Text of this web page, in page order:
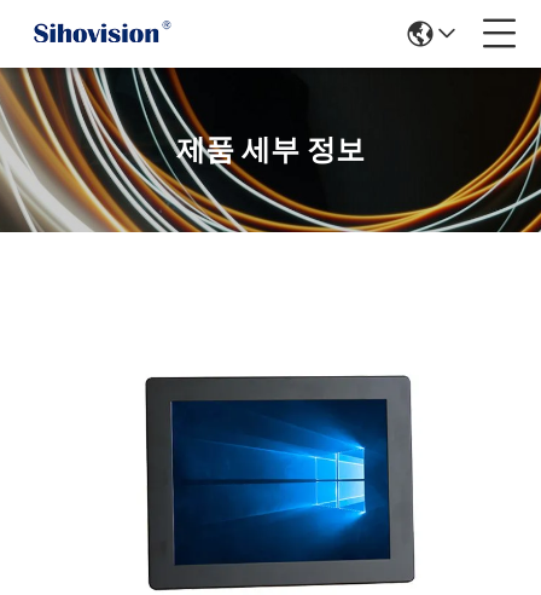
제품 세부 정보